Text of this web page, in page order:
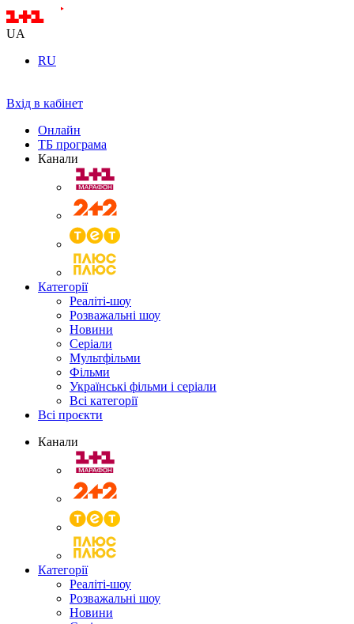
UA
RU
Вхід в кабінет
Онлайн
ТБ програма
Канали
Категорії
Реаліті-шоу
Розважальні шоу
Новини
Серіали
Мультфільми
Фільми
Українські фільми і серіали
Всі категорії
Всі проєкти
Канали
Категорії
Реаліті-шоу
Розважальні шоу
Новини